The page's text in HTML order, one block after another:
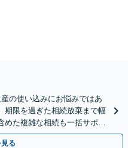
の使い込みにお悩みではあ
期限を過ぎた相続放棄まで幅
た複雑な相続も一括サポー
可】
る